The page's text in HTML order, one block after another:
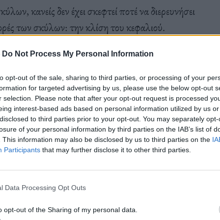
Do Not Process My Personal Information
opt-out of the sale, sharing to third parties, or processing of your
for targeted advertising by us, please use the below opt-out
selection. Please note that after your opt-out request is processed
interest-based ads based on personal information utilized by us
to third parties prior to your opt-out. You may separately
of your personal information by third parties on the IAB’s list of
This information may also be disclosed by us to third parties on the
Participants that may further disclose it to other third parties.
Data Processing Opt Outs
opt-out of the Sharing of my personal data.
κανείς δεν έχει σκεφτεί ποτέ να διερευνήσει
των σκύλων: την κλίση του κεφαλιού.
κεφάλι τους για να ακούνε καλύτερα ή να
του 2021 που δημοσιεύθηκε στο Animal
του κεφαλιού: Τα σκυλιά το κάνουν όταν
στα οποία συμμετείχαν 40 σκύλοι χωρισμένοι σε